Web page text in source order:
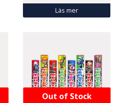
Läs mer
Out of Stock